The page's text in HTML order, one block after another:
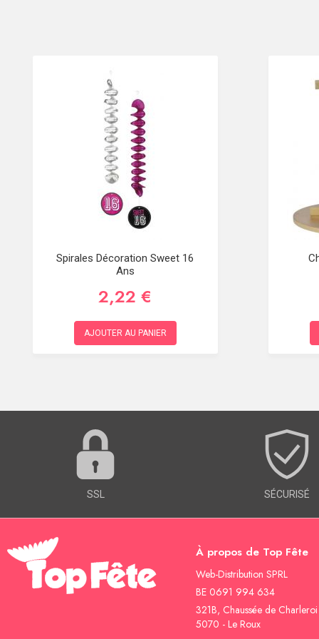
Spirales Décoration Sweet 16
Ans
2,22 €
AJOUTER AU PANIER
SSL SÉCURISÉ
À propos de Top Fête
Web-Distribution SPRL
BE 0691 994 634
321B, Chaussée de Charleroi
5070 - Le Roux